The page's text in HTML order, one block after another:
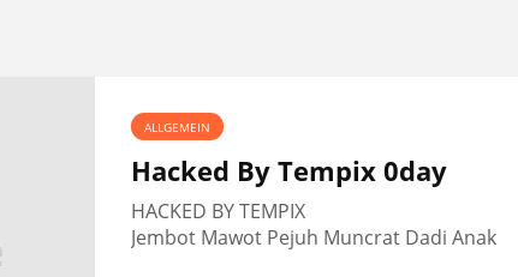
ALLGEMEIN
Hacked By Tempix 0day
HACKED BY TEMPIX
Jembot Mawot Pejuh Muncrat Dadi Anak